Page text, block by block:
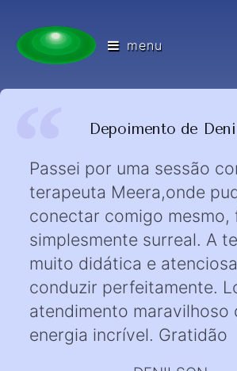
menu
Depoimento de
Passei por uma sessão
terapeuta Meera,onde
conectar comigo mesmo,
simplesmente surreal. A
muito didática e
conduzir perfeitamente.
atendimento maravilhoso
energia incrível. Gratidão